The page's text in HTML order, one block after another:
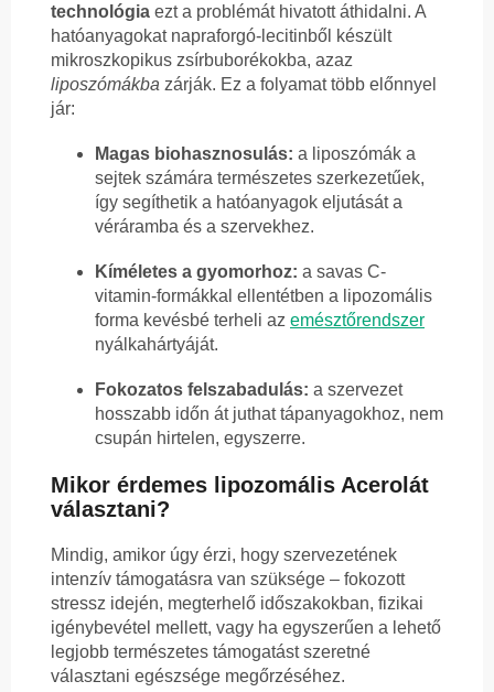
technológia ezt a problémát hivatott áthidalni. A
hatóanyagokat napraforgó-lecitinből készült
mikroszkopikus zsírbuborékokba, azaz
liposzómákba zárják. Ez a folyamat több előnnyel
jár:
Magas biohasznosulás: a liposzómák a
sejtek számára természetes szerkezetűek,
így segíthetik a hatóanyagok eljutását a
véráramba és a szervekhez.
Kíméletes a gyomorhoz: a savas C-
vitamin-formákkal ellentétben a lipozomális
forma kevésbé terheli az emésztőrendszer
nyálkahártyáját.
Fokozatos felszabadulás: a szervezet
hosszabb időn át juthat tápanyagokhoz, nem
csupán hirtelen, egyszerre.
Mikor érdemes lipozomális Acerolát
választani?
Mindig, amikor úgy érzi, hogy szervezetének
intenzív támogatásra van szüksége – fokozott
stressz idején, megterhelő időszakokban, fizikai
igénybevétel mellett, vagy ha egyszerűen a lehető
legjobb természetes támogatást szeretné
választani egészsége megőrzéséhez.